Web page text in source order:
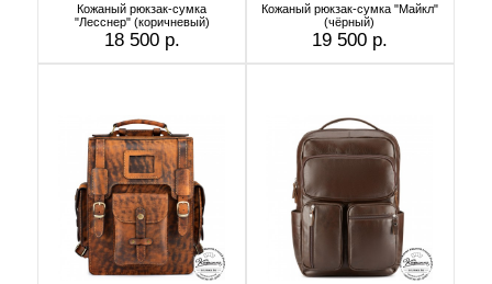
Кожаный рюкзак-сумка
"Лесснер" (коричневый)
18 500 р.
Кожаный рюкзак-сумка "Майкл"
(чёрный)
19 500 р.